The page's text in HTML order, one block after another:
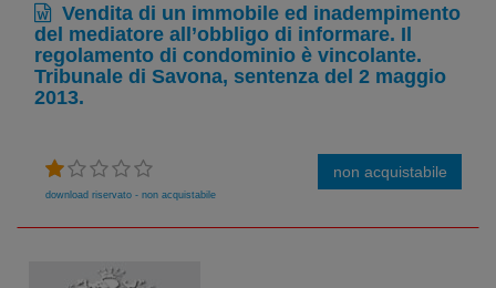
Vendita di un immobile ed inadempimento
del mediatore all’obbligo di informare. Il
regolamento di condominio è vincolante.
Tribunale di Savona, sentenza del 2 maggio
2013.
download riservato - non acquistabile
non acquistabile